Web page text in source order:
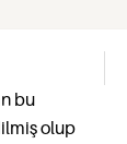
bu
olup